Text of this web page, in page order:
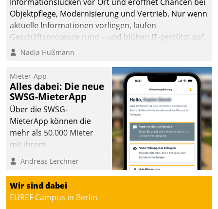
die Bereitschaft, sich zu überprüfen, zu hinterfragen
und zu verändern.
Objektpflege, Modernisierung und Vertrieb. Nur wenn
aktuelle Informationen vorliegen, laufen
Geschäftsprozesse rund – und blühen IT-gestützt auf.
Nadja Hußmann
Mieter-App
Alles dabei: Die neue
SWSG-MieterApp
Über die SWSG-
MieterApp können die
mehr als 50.000 Mieter
mit ihrem
Wohnungsunternehmen
kommunizieren, auf dem
Laufenden bleiben, Daten
einsehen und ändern
oder
Andreas Lerchner
Wir sind dabei
EUREF Campus in Berlin